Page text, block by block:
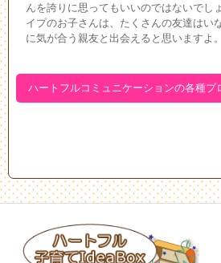
んを誇りに思ってもいいのではないでし
イプのお子さんは、たくさんの友達はい
に気が合う親友と出会えると思いますよ。
ハートフルコミュニケーションの各種プ